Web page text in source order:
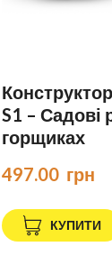
S1 – Садові
горщиках
497.00  грн
КУПИТИ